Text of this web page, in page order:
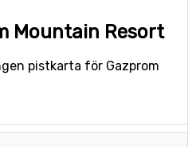
Mountain Resort
pistkarta för Gazprom